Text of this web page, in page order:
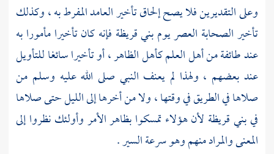
وعلى التقديرين فلا يصح إلحاق تأخير العامد المفرط به ، وكذلك
تأخير الصحابة العصر يومبني قريظة فإنه كان تأخيرا مأمورا به
عند طائفة من أهل العلم كأهل الظاهر ، أو تأخيرا سائغا للتأويل
عند بعضهم ، ولهذا لم يعنف النبي صلى الله عليه وسلم من
صلاها في الطريق في وقتها ، ولا من أخرها إلى الليل حتى صلاها
في بني قريظة لأن هؤلاء تمسكوا بظاهر الأمر وأولئك نظروا إلى
المعنى والمراد منهم وهو سرعة السير .